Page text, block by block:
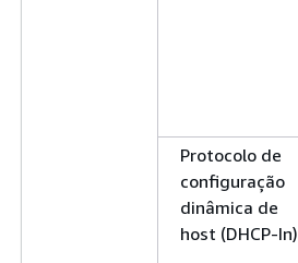
Protocolo de
configuração
dinâmica de
host (DHCP-In)